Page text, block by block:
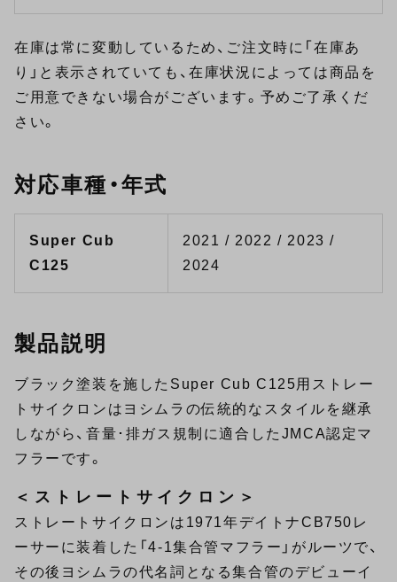
在庫は常に変動しているため、ご注文時に「在庫あ
り」と表示されていても、在庫状況によっては商品を
ご用意できない場合がございます。予めご了承くだ
さい。
対応車種・年式
Super Cub
C125
2021 / 2022 / 2023 /
2024
製品説明
ブラック塗装を施したSuper Cub C125用ストレー
トサイクロンはヨシムラの伝統的なスタイルを継承
しながら、音量･排ガス規制に適合したJMCA認定マ
フラーです。
＜ストレートサイクロン＞
ストレートサイクロンは1971年デイトナCB750レ
ーサーに装着した「4-1集合管マフラー」がルーツで、
その後ヨシムラの代名詞となる集合管のデビューイ